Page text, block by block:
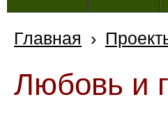
Главная ›
Любовь и